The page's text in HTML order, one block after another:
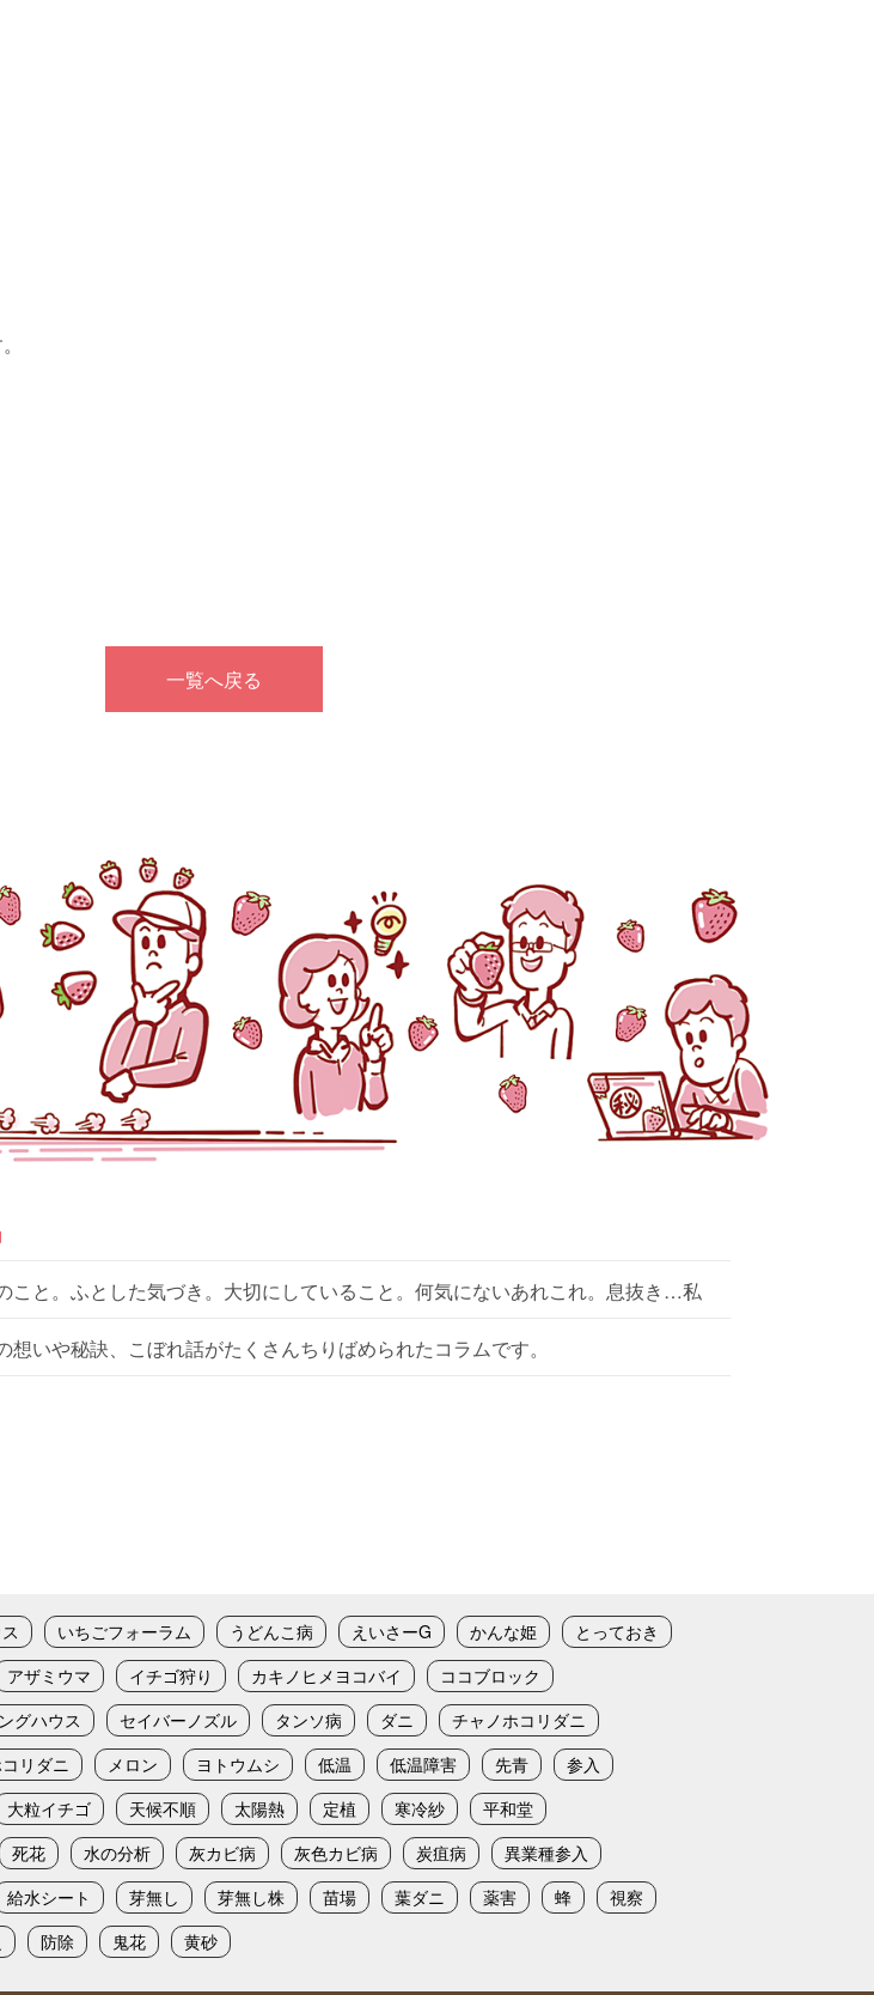
一覧へ戻る
こと。ふとした気づき。大切にしていること。何気にないあれこれ。息抜き…私
いや秘訣、こぼれ話がたくさんちりばめられたコラムです。
いちごフォーラム うどんこ病 えいさーG かんな姫
とっておき
アザミウマ イチゴ狩り カキノヒメヨコバイ
ココブロック
グハウス セイバーノズル タンソ病 ダニ
チャノホコリダニ
リダニ メロン ヨトウムシ 低温 低温障害 先青
参入
大粒イチゴ 天候不順 太陽熱 定植 寒冷紗
平和堂
死花 水の分析 灰カビ病 灰色カビ病 炭疽病
異業種参入
給水シート 芽無し 芽無し株 苗場 葉ダニ 薬害 蜂
視察
防除 鬼花 黄砂